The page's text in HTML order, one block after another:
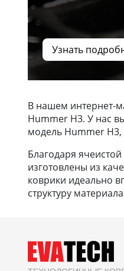
Узнать
В нашем интернет-
Hummer H3. У нас
модель Hummer
Благодаря
изготовлены из
коврики идеально
структуру